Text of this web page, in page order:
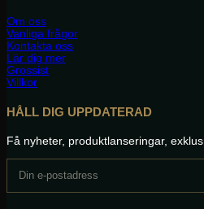
Om oss
Vanliga frågor
Kontakta oss
Lär dig mer
Grossist
Villkor
HÅLL DIG UPPDATERAD
Få nyheter, produktlanseringar,